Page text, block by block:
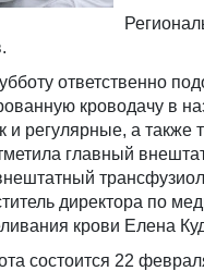
ответственно
кроводачу в
и регулярные, а также
главный
директора по
крови Елена
состоится 22